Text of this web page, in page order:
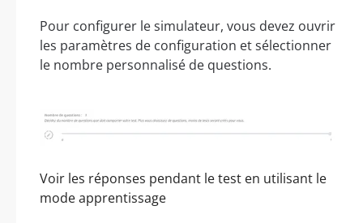
Pour configurer le simulateur, vous devez ouvrir
les paramètres de configuration et sélectionner
le nombre personnalisé de questions.
Voir les réponses pendant le test en utilisant le
mode apprentissage